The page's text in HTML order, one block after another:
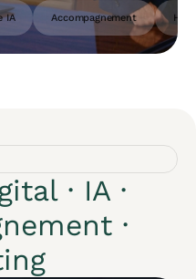
IA Accompagnement
· IA ·
·